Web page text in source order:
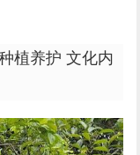
植养护 文化内